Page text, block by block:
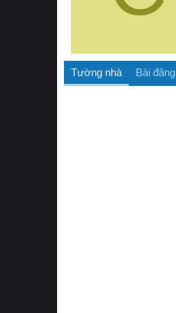
Tường nhà Bài đăng